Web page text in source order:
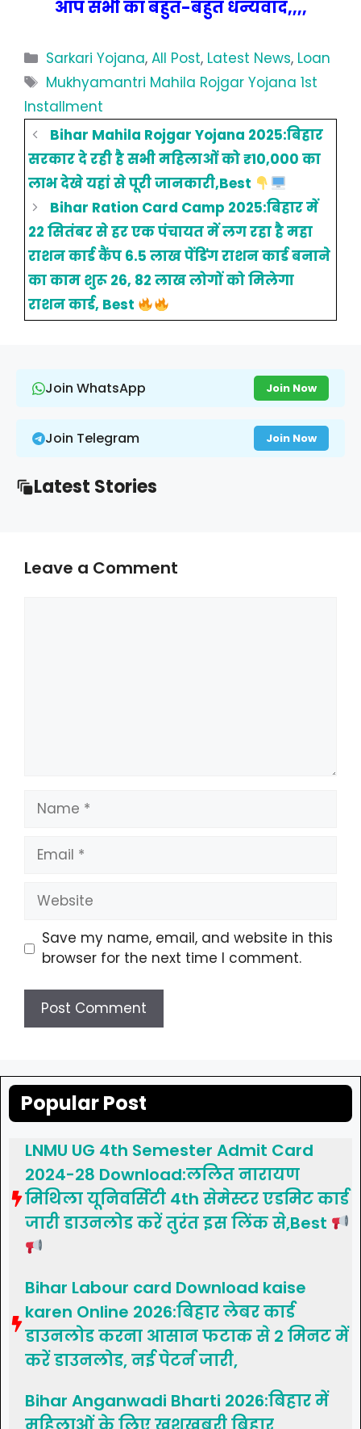
आप सभी का बहुत-बहुत धन्यवाद,,,,
Categories
Sarkari Yojana,All Post, Latest News, Loan
Tags
Mukhyamantri Mahila Rojgar Yojana 1st
Installment
Bihar Mahila Rojgar Yojana 2025:बिहार
सरकार दे रही है सभी महिलाओं को ₹10,000 का
लाभ देखे यहां से पूरी जानकारी,Best
Bihar Ration Card Camp 2025:बिहार में
22 सितंबर से हर एक पंचायत में लग रहा है महा
राशन कार्ड कैंप 6.5 लाख पेंडिंग राशन कार्ड बनाने
का काम शुरू 26, 82 लाख लोगों को मिलेगा
राशन कार्ड, Best
Join WhatsApp Join Now
Join Telegram Join Now
Latest Stories
Leave a Comment
Name
Email
Website
Save my name, email, and website in this
browser for the next time I comment.
Popular Post
LNMU UG 4th Semester Admit Card
2024-28 Download:ललित नारायण
मिथिला यूनिवर्सिटी 4th सेमेस्टर एडमिट कार्ड
जारी डाउनलोड करें तुरंत इस लिंक से,Best
Bihar Labour card Download kaise
karen Online 2026:बिहार लेबर कार्ड
डाउनलोड करना आसान फटाक से 2 मिनट में
करें डाउनलोड, नई पेटर्न जारी,
Bihar Anganwadi Bharti 2026:बिहार में